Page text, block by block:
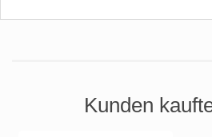
Kunden